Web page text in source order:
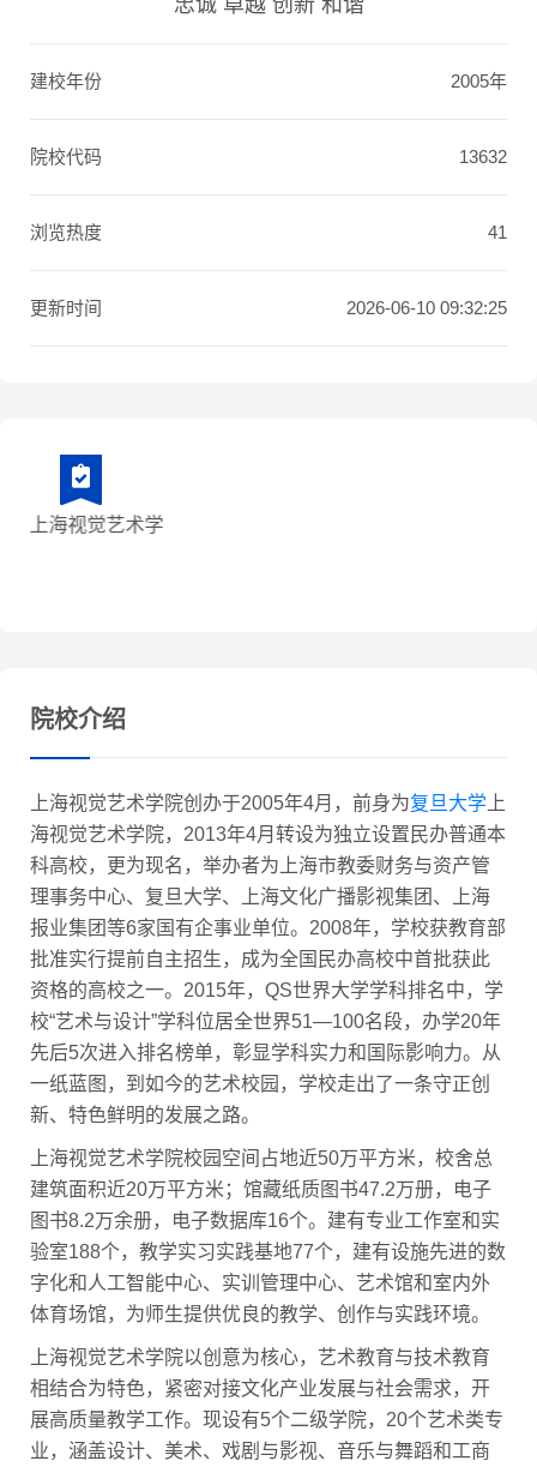
建校年份 2005年
院校代码 13632
浏览热度 41
更新时间 2026-06-10 09:32:25
院校介绍
上海视觉艺术学院创办于2005年4月，前身为复旦大学 上
海视觉艺术学院，2013年4月转设为独立设置民办普通本
科高校，更为现名，举办者为上海市教委财务与资产管
理事务中心、复旦大学、上海文化广播影视集团、上海
报业集团等6家国有企事业单位。2008年，学校获教育部
批准实行提前自主招生，成为全国民办高校中首批获此
资格的高校之一。2015年，QS世界大学学科排名中，学
校“艺术与设计”学科位居全世界51—100名段，办学20年
先后5次进入排名榜单，彰显学科实力和国际影响力。从
一纸蓝图，到如今的艺术校园，学校走出了一条守正创
新、特色鲜明的发展之路。
上海视觉艺术学院校园空间占地近50万平方米，校舍总
建筑面积近20万平方米；馆藏纸质图书47.2万册，电子
图书8.2万余册，电子数据库16个。建有专业工作室和实
验室188个，教学实习实践基地77个，建有设施先进的数
字化和人工智能中心、实训管理中心、艺术馆和室内外
体育场馆，为师生提供优良的教学、创作与实践环境。
上海视觉艺术学院以创意为核心，艺术教育与技术教育
相结合为特色，紧密对接文化产业发展与社会需求，开
展高质量教学工作。现设有5个二级学院，20个艺术类专
业，涵盖设计、美术、戏剧与影视、音乐与舞蹈和工商